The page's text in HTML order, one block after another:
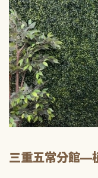
三重五常分館—